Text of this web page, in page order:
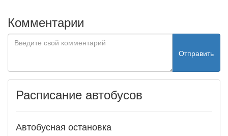
Комментарии
Отправить
Расписание автобусов
Автобусная остановка